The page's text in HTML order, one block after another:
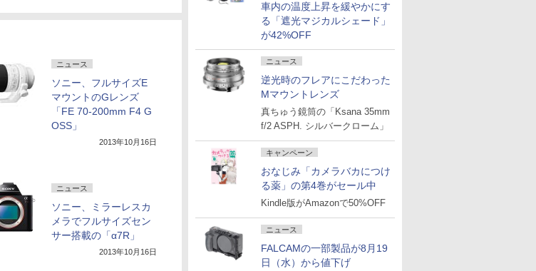
車内の温度上昇を緩やかにす
る「遮光マジカルシェード」
が42%OFF
ニュース
逆光時のフレアにこだわった
Mマウントレンズ
真ちゅう鏡筒の「Ksana 35mm
f/2 ASPH. シルバークローム」
キャンペーン
おなじみ「カメラバカにつけ
る薬」の第4巻がセール中
Kindle版がAmazonで50%OFF
ニュース
FALCAMの一部製品が8月19
日（水）から値下げ
ニュース
ソニー、フルサイズE
マウントのGレンズ
「FE 70-200mm F4 G
OSS」
2013年10月16日
ニュース
ソニー、ミラーレスカ
メラでフルサイズセン
サー搭載の「α7R」
2013年10月16日